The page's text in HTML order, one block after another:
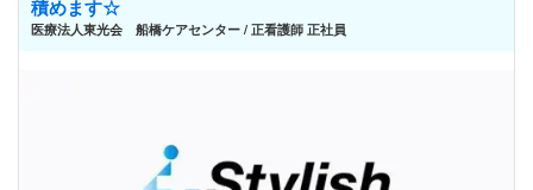
積めます☆
医療法人東光会 船橋ケアセンター / 正看護師 正社員